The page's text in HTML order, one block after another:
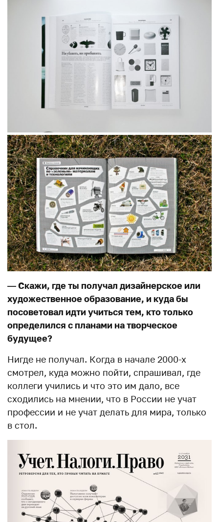
— Скажи, где ты получал дизайнерское или
художественное образование, и куда бы
посоветовал идти учиться тем, кто только
определился с планами на творческое
будущее?
Нигде не получал. Когда в начале 2000-х
смотрел, куда можно пойти, спрашивал, где
коллеги учились и что это им дало, все
сходились на мнении, что в России не учат
профессии и не учат делать для мира, только
в стол.